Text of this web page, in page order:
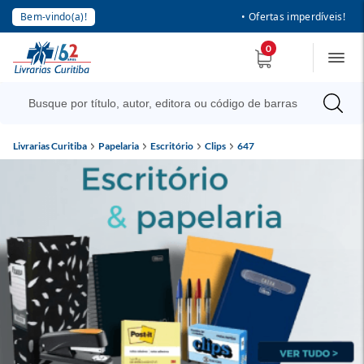
Bem-vindo(a)! • Ofertas imperdíveis!
0
Livrarias Curitiba Papelaria Escritório Clips 647